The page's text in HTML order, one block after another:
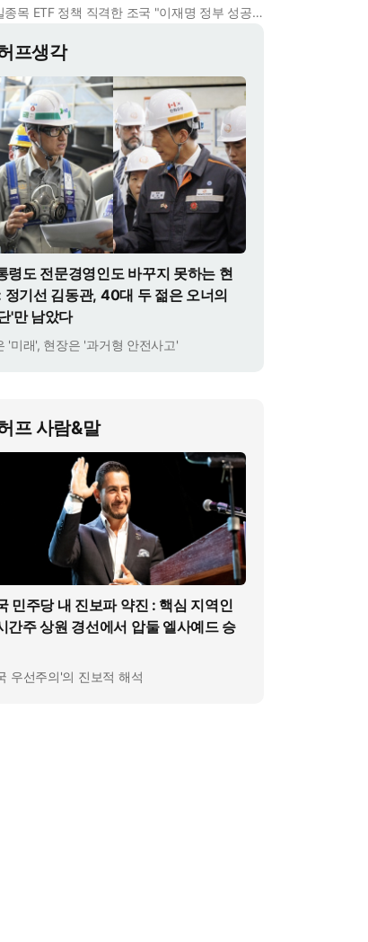
단일종목 ETF 정책 직격한 조국 "이재명 정부 성공 위해" : 친명 충성파는 조국을 '반명'이라 할까
프생각
령도 전문경영인도 바꾸지 못하는 현
정기선 김동관, 40대 두 젊은 오너의
'만 남았다
'미래', 현장은 '과거형 안전사고'
프 사람&말
민주당 내 진보파 약진 : 핵심 지역인
간주 상원 경선에서 압둘 엘사예드 승
우선주의'의 진보적 해석